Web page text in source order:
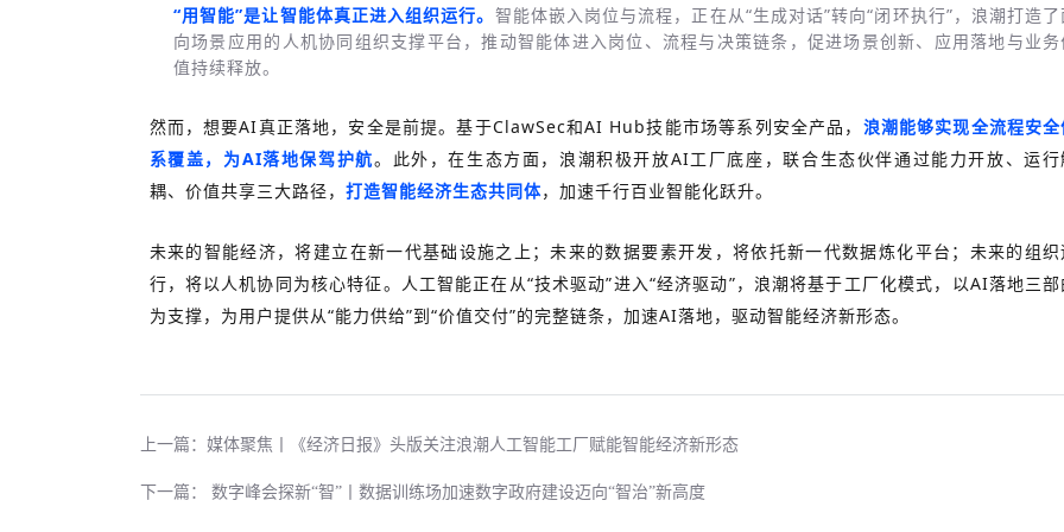
“用智能”是让智能体真正进入组织运行。 智能体嵌入岗位与流程，正在从“生成对话”转向“闭环执行”，浪潮打造了
向场景应用的人机协同组织支撑平台，推动智能体进入岗位、流程与决策链条，促进场景创新、应用落地与业务
值持续释放。
然而，想要AI真正落地，安全是前提。基于ClawSec和AI Hub技能市场等系列安全产品， 浪潮能够实现全流程安
系覆盖，为AI落地保驾护航。此外，在生态方面，浪潮积极开放AI工厂底座，联合生态伙伴通过能力开放、运行
耦、价值共享三大路径， 打造智能经济生态共同体，加速千行百业智能化跃升。
未来的智能经济，将建立在新一代基础设施之上；未来的数据要素开发，将依托新一代数据炼化平台；未来的组织
行，将以人机协同为核心特征。人工智能正在从“技术驱动”进入“经济驱动”，浪潮将基于工厂化模式，以AI落地三部
为支撑，为用户提供从“能力供给”到“价值交付”的完整链条，加速AI落地，驱动智能经济新形态。
上一篇：媒体聚焦丨《经济日报》头版关注浪潮人工智能工厂赋能智能经济新形态
下一篇： 数字峰会探新“智”丨数据训练场加速数字政府建设迈向“智治”新高度